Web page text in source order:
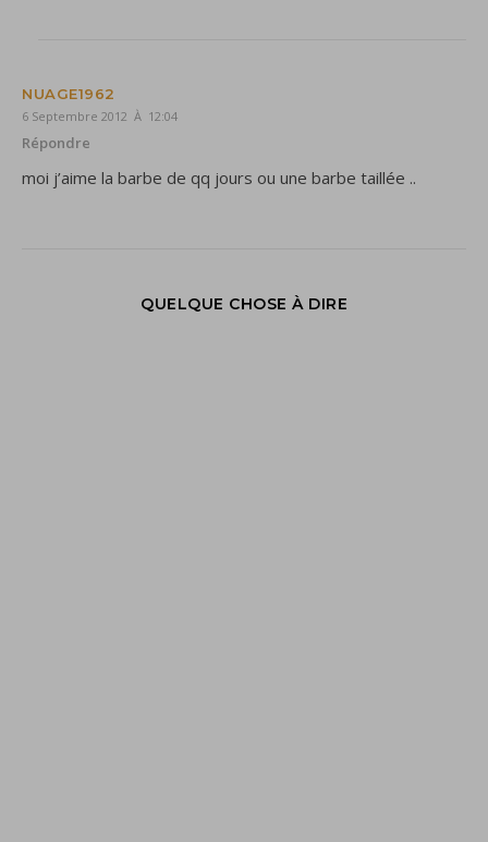
NUAGE1962
6 Septembre 2012 À 12:04
Répondre
moi j’aime la barbe de qq jours ou une barbe taillée ..
QUELQUE CHOSE À DIRE